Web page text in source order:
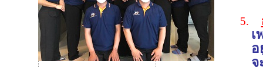
5.
เ
อ
จ